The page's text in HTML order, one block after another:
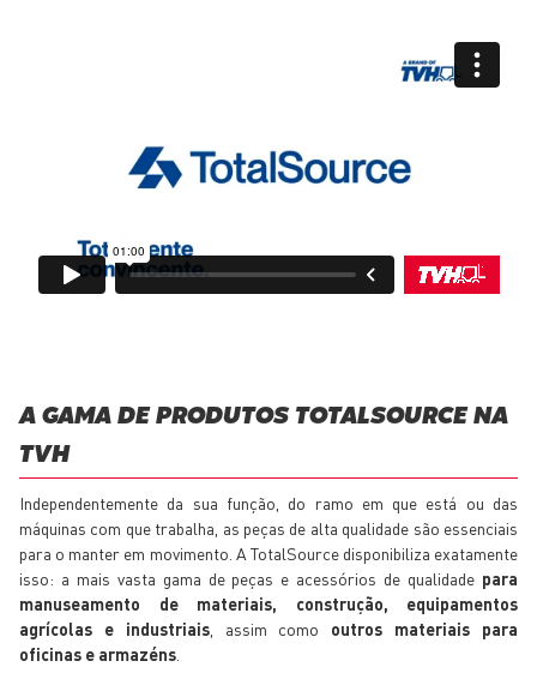
A GAMA DE PRODUTOS TOTALSOURCE NA
TVH
Independentemente da sua função, do ramo em que está ou das
máquinas com que trabalha, as peças de alta qualidade são essenciais
para o manter em movimento. A TotalSource disponibiliza exatamente
isso: a mais vasta gama de peças e acessórios de qualidade para
manuseamento de materiais, construção, equipamentos
agrícolas e industriais, assim como outros materiais para
oficinas e armazéns